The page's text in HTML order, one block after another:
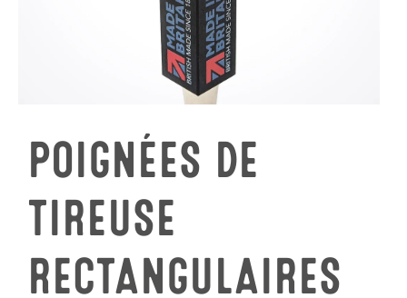
POIGNÉES DE
TIREUSE
RECTANGULAIRES